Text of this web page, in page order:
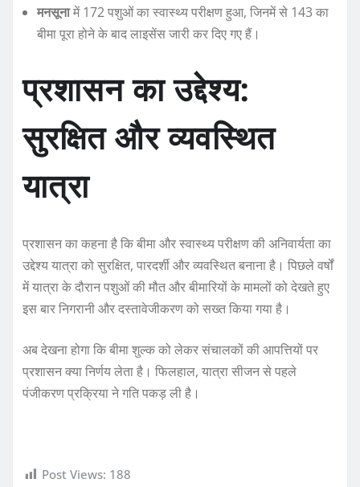
मनसूनामें 172 पशुओं का स्वास्थ्य परीक्षण हुआ, जिनमें से 143 का
बीमा पूरा होने के बाद लाइसेंस जारी कर दिए गए हैं।
प्रशासन का उद्देश्य:
सुरक्षित और व्यवस्थित
यात्रा
प्रशासन का कहना है कि बीमा और स्वास्थ्य परीक्षण की अनिवार्यता का
उद्देश्य यात्रा को सुरक्षित, पारदर्शी और व्यवस्थित बनाना है। पिछले वर्षों
में यात्रा के दौरान पशुओं की मौत और बीमारियों के मामलों को देखते हुए
इस बार निगरानी और दस्तावेजीकरण को सख्त किया गया है।
अब देखना होगा कि बीमा शुल्क को लेकर संचालकों की आपत्तियों पर
प्रशासन क्या निर्णय लेता है। फिलहाल, यात्रा सीजन से पहले
पंजीकरण प्रक्रिया ने गति पकड़ ली है।
Post Views: 188